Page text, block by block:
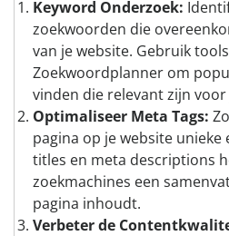
Keyword Onderzoek:
zoekwoorden die
van je website. Gebruik
Zoekwoordplanner om
vinden die relevant zijn
Optimaliseer Meta Tags:
pagina op je website unieke
titles en meta descriptions
zoekmachines een
pagina inhoudt.
Verbeter de